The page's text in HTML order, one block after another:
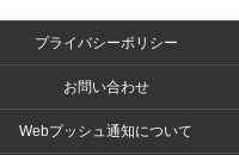
プライバシーポリシー
お問い合わせ
Webプッシュ通知について